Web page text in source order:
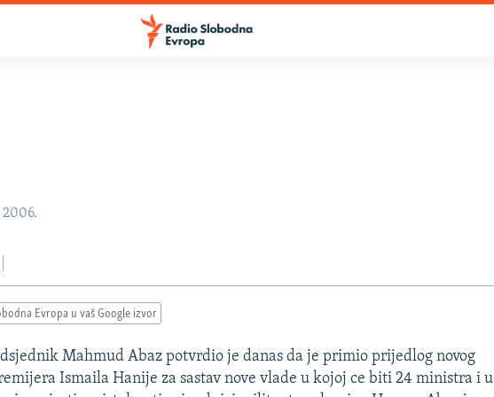
Evropa u vaš Google izvor
Mahmud Abaz potvrdio je danas da je primio prijedlog novog
Ismaila Hanije za sastav nove vlade u kojoj ce biti 24 ministra i u